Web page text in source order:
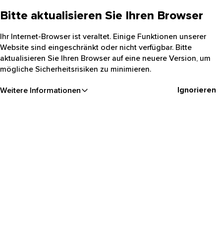
Bitte aktualisieren Sie Ihren Browser
Ihr Internet-Browser ist veraltet. Einige Funktionen unserer
Website sind eingeschränkt oder nicht verfügbar. Bitte
aktualisieren Sie Ihren Browser auf eine neuere Version, um
mögliche Sicherheitsrisiken zu minimieren.
Weitere Informationen Ignorieren